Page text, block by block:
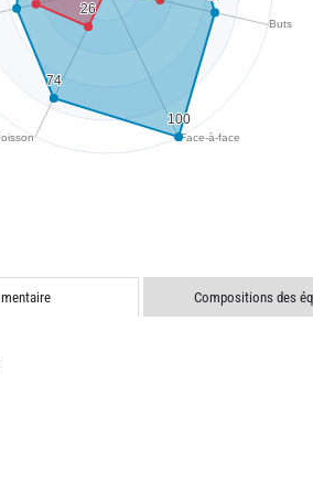
Compositions des